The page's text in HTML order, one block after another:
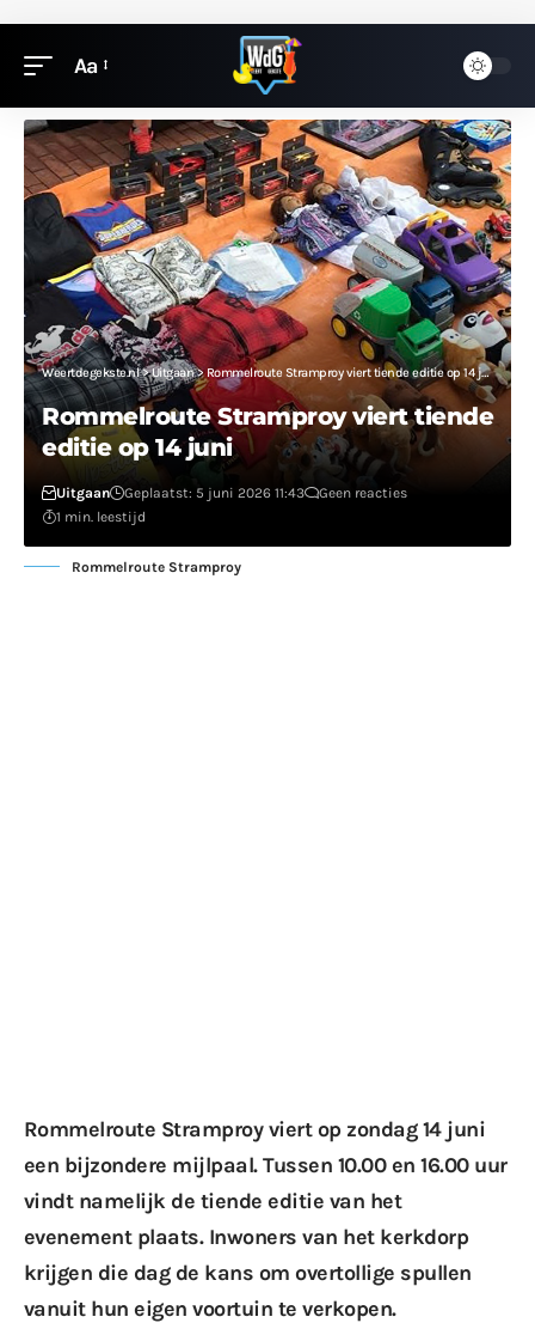
Aa
Weertdegekste.nl>Uitgaan>Rommelroute Stramproy viert tiende editie op 14 juni
Rommelroute Stramproy viert tiende
editie op 14 juni
Uitgaan Geplaatst: 5 juni 2026 11:43
Geen reacties
1 min. leestijd
Rommelroute Stramproy
Rommelroute Stramproy viert op zondag 14 juni
een bijzondere mijlpaal. Tussen 10.00 en 16.00 uur
vindt namelijk de tiende editie van het
evenement plaats. Inwoners van het kerkdorp
krijgen die dag de kans om overtollige spullen
vanuit hun eigen voortuin te verkopen.